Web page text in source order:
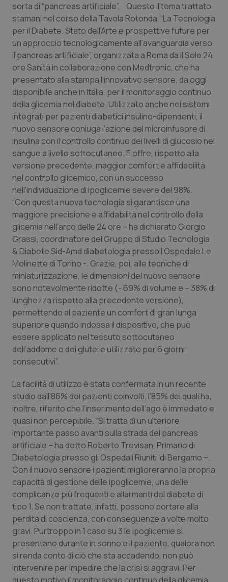
Lazio
Liguria
Lombardia
Marche
Molise
Piemonte
Provincia Autonoma di Bolzano
Provincia Autonoma di Trento
Puglia
Sardegna
Sicilia
Toscana
Umbria
Valle D’Aosta
Veneto
Diabete & glucometri
Disturbi dell’umore
Dolore
Donna & Salute
Epatiti
HIV
Infezioni & Febbre
Ipertensione & Scompenso
Malattie rare
Malattia di Crohn & Rettocolite Ulcerosa
Neuroscienze & patologie neurodegenerative
Obesità
Oftalmologia
Oncodermatologia
Oncoematologia
Oncologia & Nutrizione
Psoriasi & pelle
Quotidiano Cardiologia
Quotidiano Chirurgia
Quotidiano Oncologia
Quotidiano Pediatria
Rene & patologie urogenitali
sorta di “pancreas artificiale”. Questo il tema trattato
stamani nel corso della Tavola Rotonda “La Tecnologia
per il Diabete. Stato dell’Arte e prospettive future per
un approccio tecnologicamente all’avanguardia verso
il pancreas artificiale”, organizzata a Roma da il Sole 24
ore Sanità in collaborazione con Medtronic, che ha
presentato alla stampa l’innovativo sensore, da oggi
disponibile anche in Italia, per il monitoraggio continuo
della glicemia nel diabete. Utilizzato anche nei sistemi
integrati per pazienti diabetici insulino-dipendenti, il
nuovo sensore coniuga l’azione del microinfusore di
insulina con il controllo continuo dei livelli di glucosio nel
sangue a livello sottocutaneo. E offre, rispetto alla
versione precedente, maggior comfort e affidabilità
nel controllo glicemico, con un successo
nell’individuazione di ipoglicemie severe del 98%.
“Con questa nuova tecnologia si garantisce una
maggiore precisione e affidabilità nel controllo della
glicemia nell’arco delle 24 ore – ha dichiarato Giorgio
Grassi, coordinatore del Gruppo di Studio Tecnologia
& Diabete Sid-Amd diabetologia presso l’Ospedale Le
Molinette di Torino -. Grazie, poi, alle tecniche di
miniaturizzazione, le dimensioni del nuovo sensore
sono notevolmente ridotte (- 69% di volume e – 38% di
lunghezza rispetto alla precedente versione),
permettendo al paziente un comfort di gran lunga
superiore quando indossa il dispositivo, che può
essere applicato nel tessuto sottocutaneo
dell’addome o dei glutei e utilizzato per 6 giorni
consecutivi”.
La facilità di utilizzo è stata confermata in un recente
studio dall’86% dei pazienti coinvolti, l’85% dei quali ha,
inoltre, riferito che l’inserimento dell’ago è immediato e
quasi non percepibile. “Si tratta di un ulteriore
importante passo avanti sulla strada del pancreas
artificiale – ha detto Roberto Trevisan, Primario di
Diabetologia presso gli Ospedali Riuniti di Bergamo –.
Con il nuovo sensore i pazienti miglioreranno la propria
capacità di gestione delle ipoglicemie, una delle
complicanze più frequenti e allarmanti del diabete di
tipo 1. Se non trattate, infatti, possono portare alla
perdita di coscienza, con conseguenze a volte molto
gravi. Purtroppo in 1 caso su 3 le ipoglicemie si
presentano durante in sonno e il paziente, qualora non
si renda conto di ciò che sta accadendo, non può
intervenire per impedire che la crisi si aggravi. Per